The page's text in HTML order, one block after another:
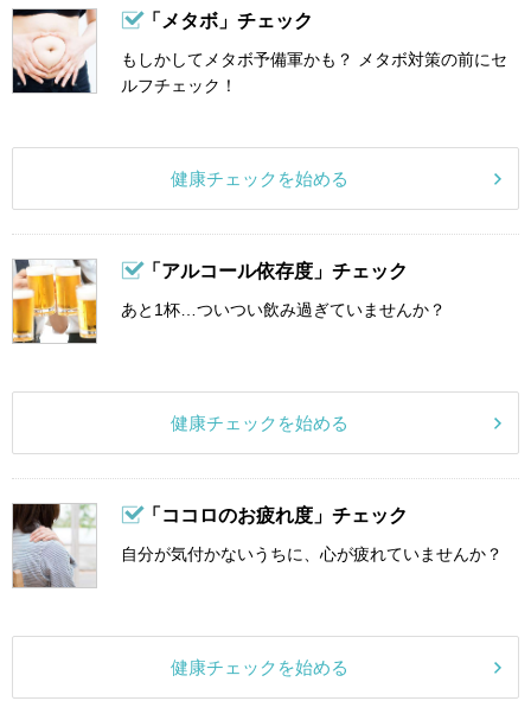
「メタボ」チェック
もしかしてメタボ予備軍かも？ メタボ対策の前にセ
ルフチェック！
健康チェックを始める
「アルコール依存度」チェック
あと1杯…ついつい飲み過ぎていませんか？
健康チェックを始める
「ココロのお疲れ度」チェック
自分が気付かないうちに、心が疲れていませんか？
健康チェックを始める